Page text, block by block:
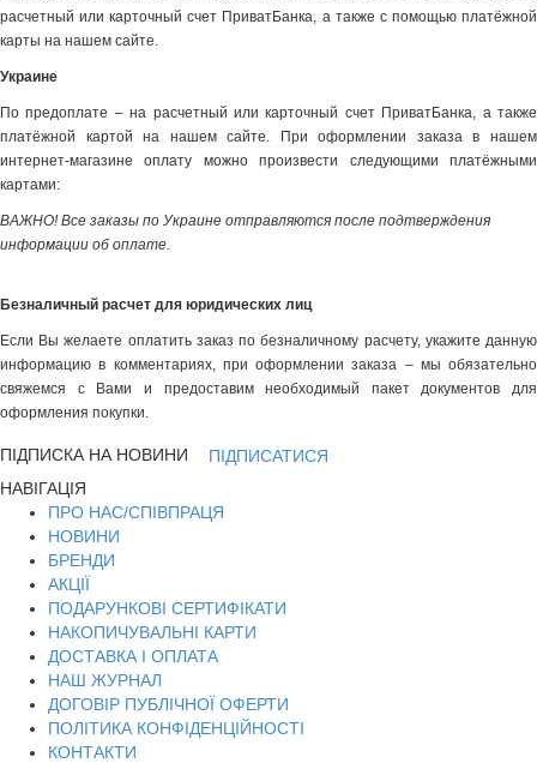
расчетный или карточный счет ПриватБанка, а также с помощью платёжной
карты на нашем сайте.
Украине
По предоплате – на расчетный или карточный счет ПриватБанка, а также
платёжной картой на нашем сайте. При оформлении заказа в нашем
интернет-магазине оплату можно произвести следующими платёжными
картами:
ВАЖНО! Все заказы по Украине отправляются после подтверждения
информации об оплате.
Безналичный расчет для юридических лиц
Если Вы желаете оплатить заказ по безналичному расчету, укажите данную
информацию в комментариях, при оформлении заказа – мы обязательно
свяжемся с Вами и предоставим необходимый пакет документов для
оформления покупки.
ПІДПИСКА НА НОВИНИ
ПІДПИСАТИСЯ
НАВІГАЦІЯ
ПРО НАС/СПІВПРАЦЯ
НОВИНИ
БРЕНДИ
АКЦІЇ
ПОДАРУНКОВІ СЕРТИФІКАТИ
НАКОПИЧУВАЛЬНІ КАРТИ
ДОСТАВКА І ОПЛАТА
НАШ ЖУРНАЛ
ДОГОВІР ПУБЛІЧНОЇ ОФЕРТИ
ПОЛІТИКА КОНФІДЕНЦІЙНОСТІ
КОНТАКТИ